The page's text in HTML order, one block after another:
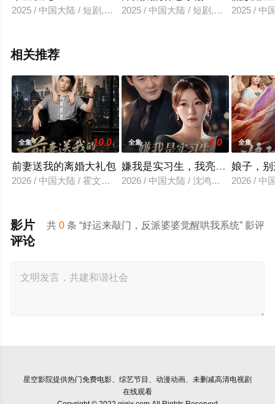
2025 / 中国大陆 / 短剧,古装仙侠2025 / 中国大陆 / 短剧,女频恋爱2025 / 中
相关推荐
全集 10.0
前妻送我的离婚大礼包
2026 / 中国大陆 / 霍文琦＆雷小米
全集 1.0
嫌我是实习生，我亮出老板身份
2026 / 中国大陆 / 沈鸿运＆刘亚倩
全集
娘子，
2026 / 中
共0 条 “好运来敲门，反派婆婆觉醒哄我系统” 影评
影片
评论
星空影院提供热门免费电影、综艺节目、动漫动画、未删减高清电视剧
在线观看